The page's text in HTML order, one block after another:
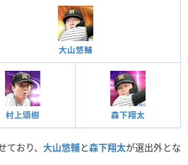
大山悠輔
村上頌樹
森下翔太
おり、 大山悠輔と森下翔太が選出外とな